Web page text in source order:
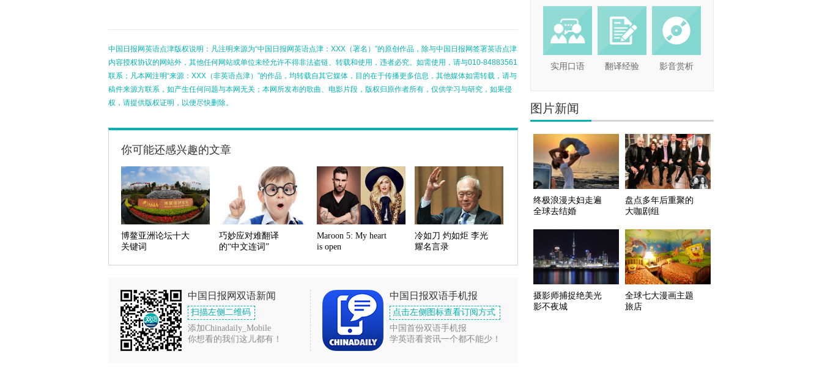
中国日报网英语点津版权说明：凡注明来源为“中国日报网英语点津：XXX（署名）”的原创作品，除与中国日报网签署英语点津
内容授权协议的网站外，其他任何网站或单位未经允许不得非法盗链、转载和使用，违者必究。如需使用，请与010-84883561
联系；凡本网注明“来源：XXX（非英语点津）”的作品，均转载自其它媒体，目的在于传播更多信息，其他媒体如需转载，请与
稿件来源方联系，如产生任何问题与本网无关；本网所发布的歌曲、电影片段，版权归原作者所有，仅供学习与研究，如果侵
权，请提供版权证明，以便尽快删除。
你可能还感兴趣的文章
博鳌亚洲论坛十大
关键词
巧妙应对难翻译
的“中文连词”
Maroon 5: My heart
is open
冷如刀 灼如炬 李光
耀名言录
中国日报网双语新闻
扫描左侧二维码
添加Chinadaily_Mobile
你想看的我们这儿都有！
中国日报双语手机报
点击左侧图标查看订阅方式
中国首份双语手机报
学英语看资讯一个都不能少！
实用口语 翻译经验 影音赏析
图片新闻
终极浪漫夫妇走遍
全球去结婚
盘点多年后重聚的
大咖剧组
摄影师捕捉绝美光
影不夜城
全球七大漫画主题
旅店